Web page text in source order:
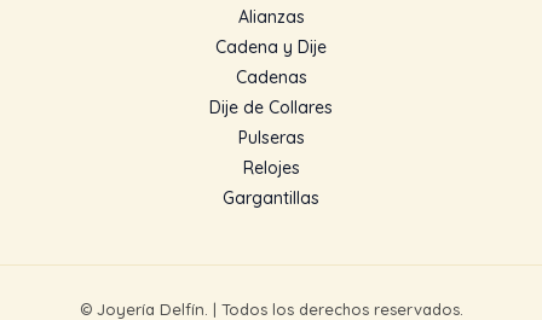
Alianzas
Cadena y Dije
Cadenas
Dije de Collares
Pulseras
Relojes
Gargantillas
© Joyería Delfín. | Todos los derechos reservados.